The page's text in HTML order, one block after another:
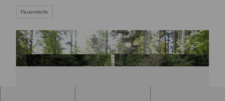
Feuerstelle